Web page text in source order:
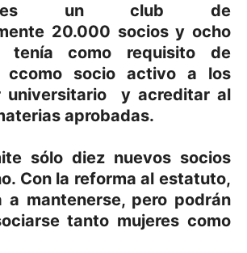
es un club de
20.000 socios y ocho
tenía como requisito de
ccomo socio activo a los
universitario y acreditar al
aprobadas.
sólo diez nuevos socios
Con la reforma al estatuto,
a mantenerse, pero podrán
tanto mujeres como